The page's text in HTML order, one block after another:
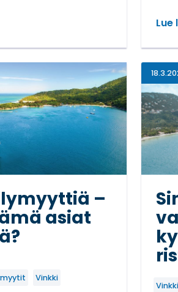
Norwegian Aquasta Lue
:
–
asiat
Vinkki
Vinkki